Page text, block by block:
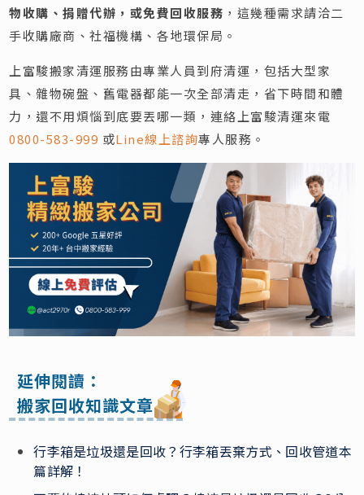
物收購、捐贈代辦，或免費回收服務 ，這幾種需求請洽二
手收購廠商、社福機構、各地環保局。
上富駿搬家清運服務由專業人員到府清運，包括大型家
具、雜物碗盤、舊電器都能一次全部清走，省下時間和體
力，還不用煩惱到底要丟哪一類，連絡上富駿清運來電
0800-583-999 或Line線上諮詢專人服務。
延伸閱讀：
搬家回收知識文章
行李箱是垃圾還是回收？行李箱丟棄方式、回收管道本
篇詳解！